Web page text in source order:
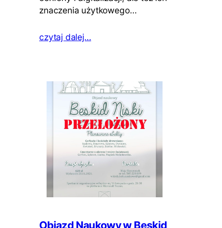
znaczenia użytkowego…
czytaj dalej…
Objazd Naukowy w Beskid